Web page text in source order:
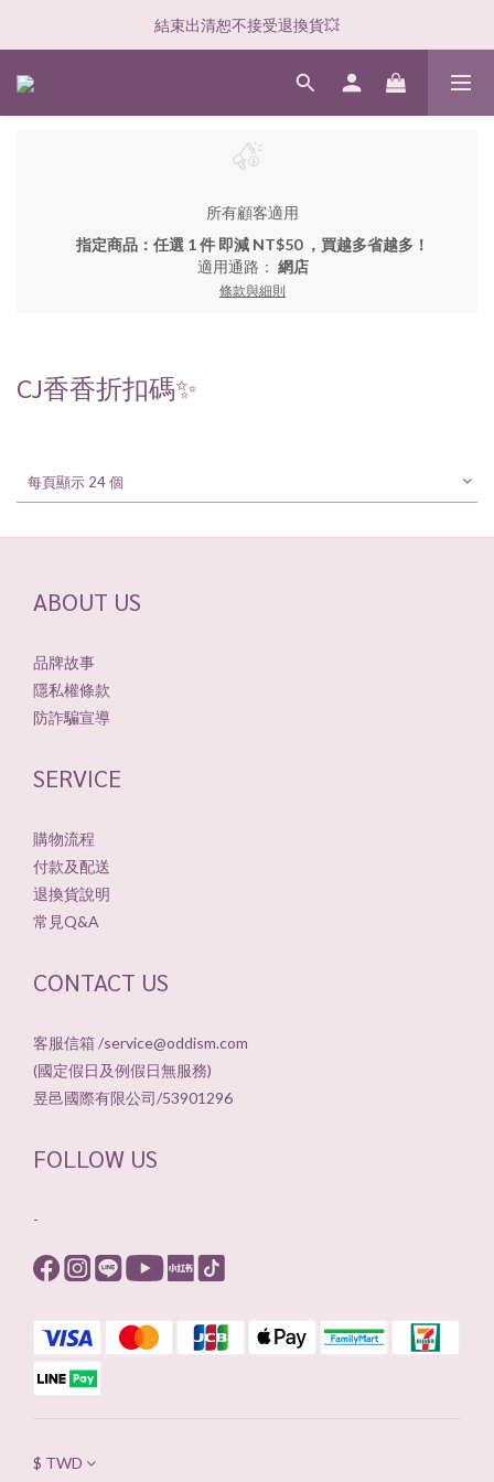
結束出清恕不接受退換貨💥
所有顧客適用
指定商品：任選 1 件 即減 NT$50 ，買越多省越多！
適用通路： 網店
條款與細則
CJ香香折扣碼✨
每頁顯示 24 個
ABOUT US
品牌故事
隱私權條款
防詐騙宣導
SERVICE
購物流程
付款及配送
退換貨說明
常見Q&A
CONTACT US
客服信箱 /service@oddism.com
(國定假日及例假日無服務)
昱邑國際有限公司/53901296
FOLLOW US
-
$ TWD